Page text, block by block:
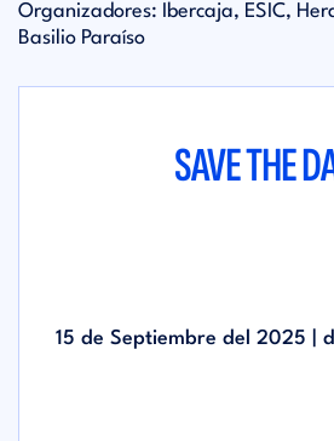
Organizadores: Ibercaja, ESIC,
Basilio Paraíso
SAVE THE
15 de Septiembre del 2025 |